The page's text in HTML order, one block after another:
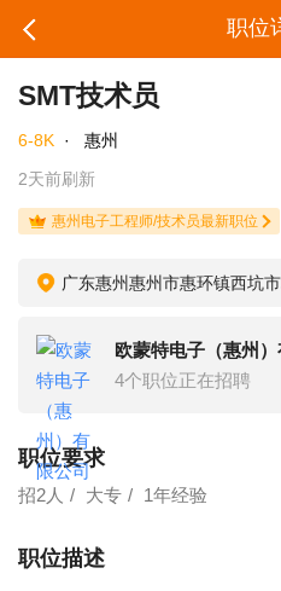
职位
SMT技术员
6-8K ·
惠州
2天前刷新
惠州电子工程师/技术员最新职位
广东惠州惠州市惠环镇西坑
欧蒙特电子（惠州）
4个职位正在招聘
职位要求
招2人 大专 1年经验
职位描述